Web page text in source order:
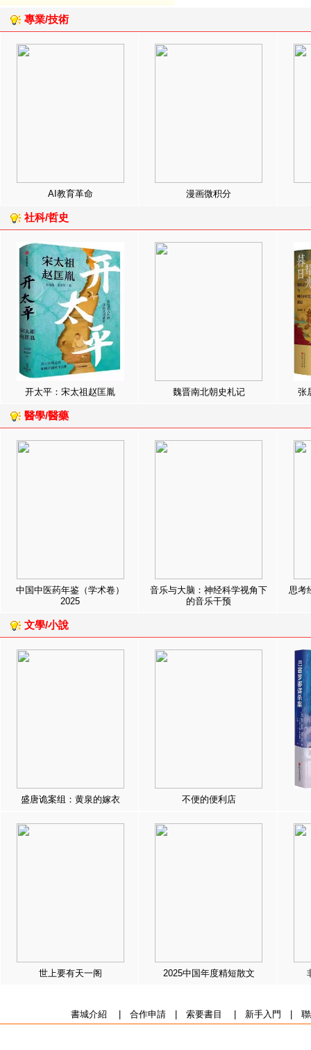
專業/技術
AI教育革命 漫画微积分
社科/哲史
开太平：宋太祖赵匡胤 魏晋南北朝史札记 张
醫學/醫藥
中国中医药年鉴（学术卷）
2025
音乐与大脑：神经科学视角下
的音乐干预
思考
文學/小說
盛唐诡案组：黄泉的嫁衣 不便的便利店
世上要有天一阁 2025中国年度精短散文
書城介紹 合作申請| 索要書目 新手入門